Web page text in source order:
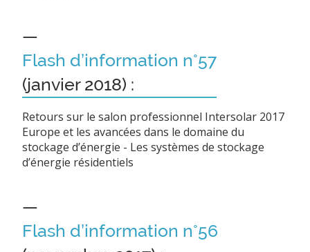
—
Flash d’information n°57
(janvier 2018) :
Retours sur le salon professionnel Intersolar 2017
Europe et les avancées dans le domaine du
stockage d’énergie - Les systèmes de stockage
d’énergie résidentiels
—
Flash d’information n°56